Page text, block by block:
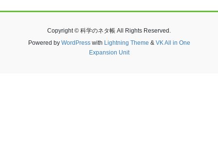
Copyright © 科学のネタ帳 All Rights Reserved.
Powered by WordPresswith Lightning Theme & VK All in One
Expansion Unit